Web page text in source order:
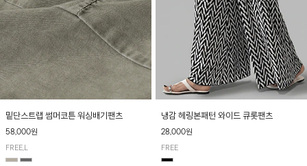
밑단스트랩 썸머코튼 워싱배기팬츠
58,000원
FREE,L
냉감 헤링본패턴 와이드 큐롯팬츠
28,000원
FREE